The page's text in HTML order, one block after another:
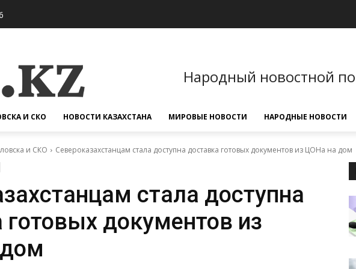
Народный новостной
И СКО НОВОСТИ КАЗАХСТАНА МИРОВЫЕ НОВОСТИ НАРОДНЫЕ НОВОСТИ
и СКО Североказахстанцам стала доступна доставка готовых документов из ЦОНа на дом
стала доступна
готовых документов из